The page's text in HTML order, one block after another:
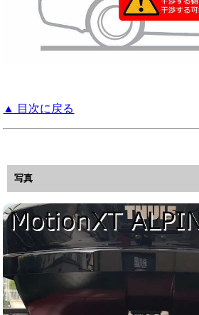
▲ 目次に戻る
写真